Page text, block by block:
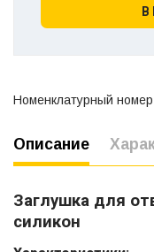
Номенклатурный
Описание
Заглушка для
силикон